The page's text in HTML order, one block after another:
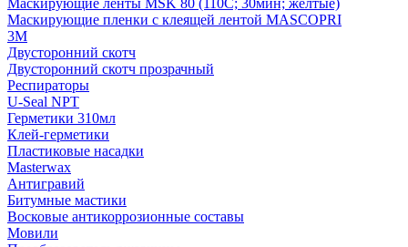
Маскирующие ленты MSK 80 (110С; 30мин; желтые)
Маскирующие пленки с клеящей лентой MASCOPRI
3M
Двусторонний скотч
Двусторонний скотч прозрачный
Респираторы
U-Seal NPT
Герметики 310мл
Клей-герметики
Пластиковые насадки
Masterwax
Антигравий
Битумные мастики
Восковые антикоррозионные составы
Мовили